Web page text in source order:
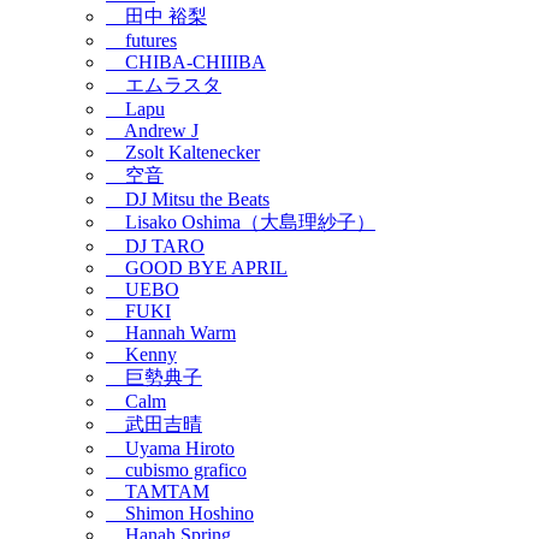
田中 裕梨
futures
CHIBA-CHIIIBA
エムラスタ
Lapu
Andrew J
Zsolt Kaltenecker
空音
DJ Mitsu the Beats
Lisako Oshima（大島理紗子）
DJ TARO
GOOD BYE APRIL
UEBO
FUKI
Hannah Warm
Kenny
巨勢典子
Calm
武田吉晴
Uyama Hiroto
cubismo grafico
TAMTAM
Shimon Hoshino